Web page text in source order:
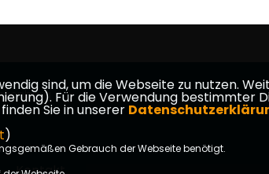
sind, um die Webseite zu nutzen.
Für die Verwendung bestimmter
Sie in unserer
)
Gebrauch der Webseite benötigt.